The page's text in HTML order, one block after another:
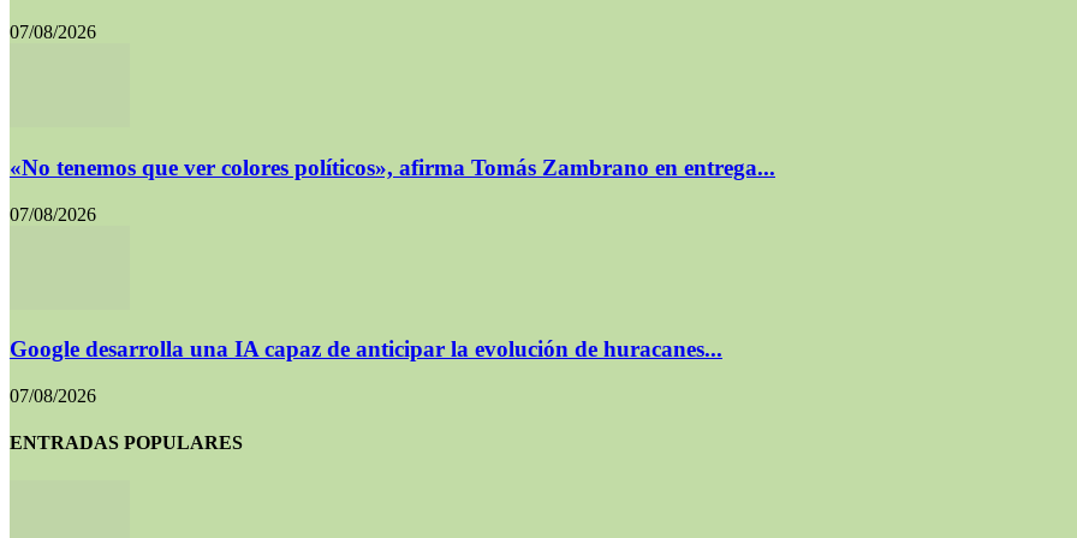
07/08/2026
«No tenemos que ver colores políticos», afirma Tomás Zambrano en entrega...
07/08/2026
Google desarrolla una IA capaz de anticipar la evolución de huracanes...
07/08/2026
ENTRADAS POPULARES